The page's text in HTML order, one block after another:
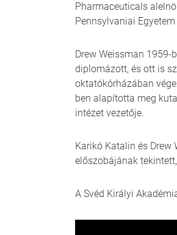
Pharmaceuticals
Pennsylvaniai
Drew Weissman
diplomázott, és ott is
oktatókórházában
ben alapította meg
intézet vezetője.
Karikó Katalin és Drew
előszobájának
A Svéd Királyi